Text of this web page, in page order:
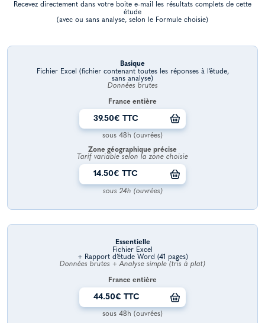
Recevez directement dans votre boite e-mail les résultats complets de cette
étude
(avec ou sans analyse, selon le Formule choisie)
Basique
Fichier Excel (fichier contenant toutes les réponses à l’étude,
sans analyse)
Données brutes
France entière
39.50€ TTC
sous 48h (ouvrées)
Zone géographique précise
Tarif variable selon la zone choisie
14.50€ TTC
sous 24h (ouvrées)
Essentielle
Fichier Excel
+ Rapport d’étude Word (41 pages)
Données brutes + Analyse simple (tris à plat)
France entière
44.50€ TTC
sous 48h (ouvrées)